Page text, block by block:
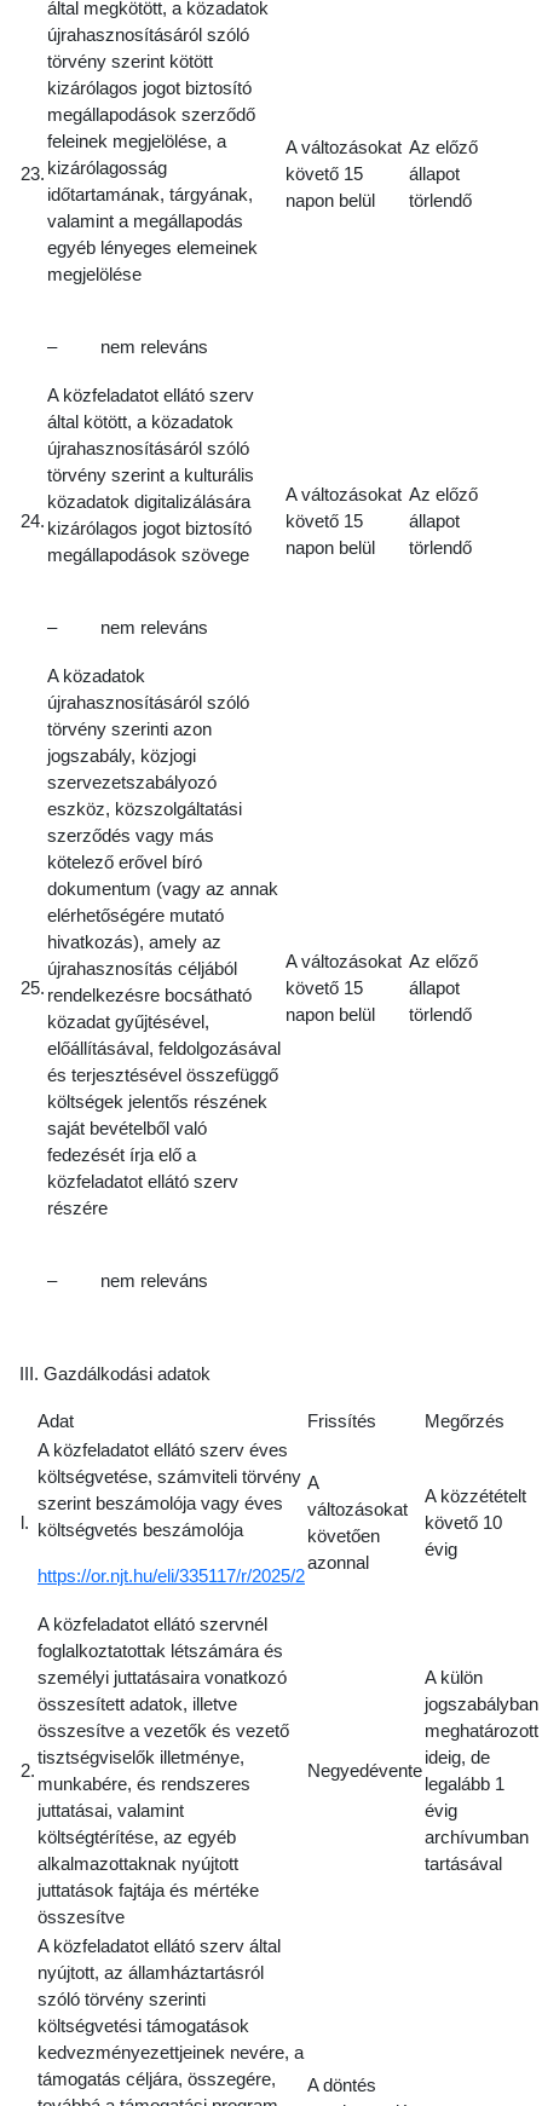
23.
által megkötött, a közadatok
újrahasznosításáról szóló
törvény szerint kötött
kizárólagos jogot biztosító
megállapodások szerződő
feleinek megjelölése, a
kizárólagosság
időtartamának, tárgyának,
valamint a megállapodás
egyéb lényeges elemeinek
megjelölése
– nem releváns
A változásokat
követő 15
napon belül
Az előző
állapot
törlendő
24.
A közfeladatot ellátó szerv
által kötött, a közadatok
újrahasznosításáról szóló
törvény szerint a kulturális
közadatok digitalizálására
kizárólagos jogot biztosító
megállapodások szövege
– nem releváns
A változásokat
követő 15
napon belül
Az előző
állapot
törlendő
25.
A közadatok
újrahasznosításáról szóló
törvény szerinti azon
jogszabály, közjogi
szervezetszabályozó
eszköz, közszolgáltatási
szerződés vagy más
kötelező erővel bíró
dokumentum (vagy az annak
elérhetőségére mutató
hivatkozás), amely az
újrahasznosítás céljából
rendelkezésre bocsátható
közadat gyűjtésével,
előállításával, feldolgozásával
és terjesztésével összefüggő
költségek jelentős részének
saját bevételből való
fedezését írja elő a
közfeladatot ellátó szerv
részére
– nem releváns
A változásokat
követő 15
napon belül
Az előző
állapot
törlendő
III. Gazdálkodási adatok
Adat Frissítés Megőrzés
l.
A közfeladatot ellátó szerv éves
költségvetése, számviteli törvény
szerint beszámolója vagy éves
költségvetés beszámolója
https://or.njt.hu/eli/335117/r/2025/2
A
változásokat
követően
azonnal
A közzétételt
követő 10
évig
2.
A közfeladatot ellátó szervnél
foglalkoztatottak létszámára és
személyi juttatásaira vonatkozó
összesített adatok, illetve
összesítve a vezetők és vezető
tisztségviselők illetménye,
munkabére, és rendszeres
juttatásai, valamint
költségtérítése, az egyéb
alkalmazottaknak nyújtott
juttatások fajtája és mértéke
összesítve
Negyedévente
A külön
jogszabályban
meghatározott
ideig, de
legalább 1
évig
archívumban
tartásával
A közfeladatot ellátó szerv által
nyújtott, az államháztartásról
szóló törvény szerinti
költségvetési támogatások
kedvezményezettjeinek nevére, a
támogatás céljára, összegére,
A döntés